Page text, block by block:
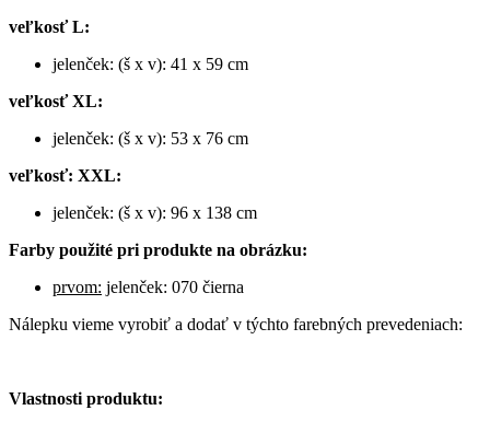
veľkosť L:
jelenček: (š x v): 41 x 59 cm
veľkosť XL:
jelenček: (š x v): 53 x 76 cm
veľkosť: XXL:
jelenček: (š x v): 96 x 138 cm
Farby použité pri produkte na obrázku:
prvom: jelenček: 070 čierna
Nálepku vieme vyrobiť a dodať v týchto farebných prevedeniach:
Vlastnosti produktu: